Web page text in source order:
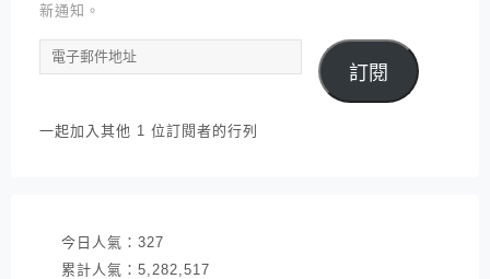
新通知。
電
子
件
訂閱
一起加入其他 1 位訂閱者的行列
今日人氣： 327
累計人氣： 5,282,517